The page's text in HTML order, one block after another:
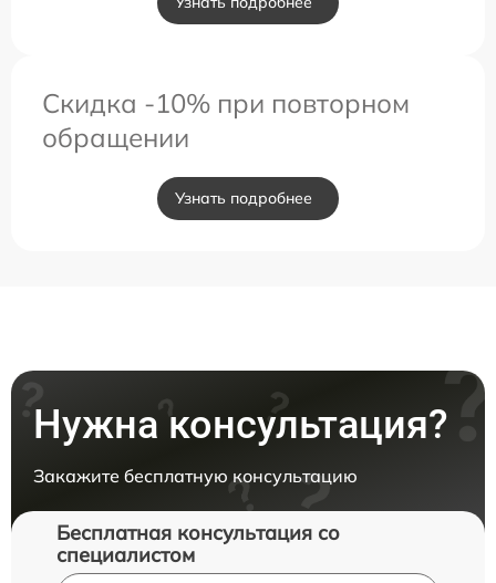
Скидка -10% при повторном
обращении
Узнать подробнее
Нужна консультация?
Закажите бесплатную консультацию
Бесплатная консультация со
специалистом